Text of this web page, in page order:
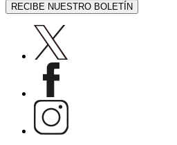
RECIBE NUESTRO BOLETÍN